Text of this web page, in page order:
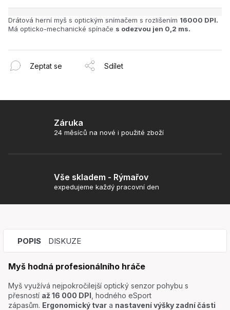
Drátová herní myš s optickým snímačem s rozlišením 16000 DPI.
Má opticko-mechanické spínače s odezvou jen 0,2 ms.
Zeptat se Sdílet
Záruka
24 měsíců na nové i použité zboží
Vše skladem - Rýmařov
expedujeme každý pracovní den
POPIS DISKUZE
Myš hodná profesionálního hráče
Myš využívá nejpokročilejší optický senzor pohybu s
přesností až 16 000 DPI , hodného eSport
zápasům. Ergonomický tvar a nastavení výšky zadní části